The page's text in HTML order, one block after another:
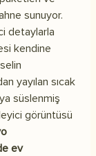
sunuyor.
detaylarla
kendine
yayılan sıcak
süslenmiş
görüntüsü
ev